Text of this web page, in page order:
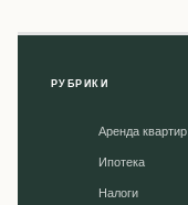
РУБРИКИ
Аренда квартир
Ипотека
Налоги